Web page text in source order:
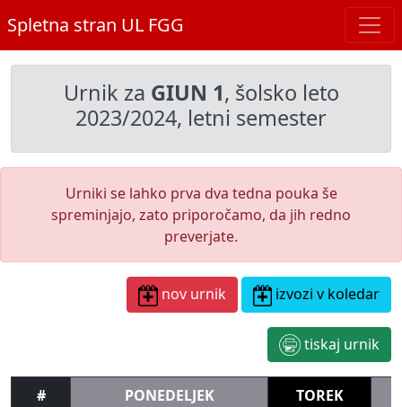
Spletna stran UL FGG
Urnik za GIUN 1, šolsko leto
2023/2024, letni semester
Urniki se lahko prva dva tedna pouka še
spreminjajo, zato priporočamo, da jih redno
preverjate.
nov urnik izvozi v koledar
tiskaj urnik
# PONEDELJEK
TOREK